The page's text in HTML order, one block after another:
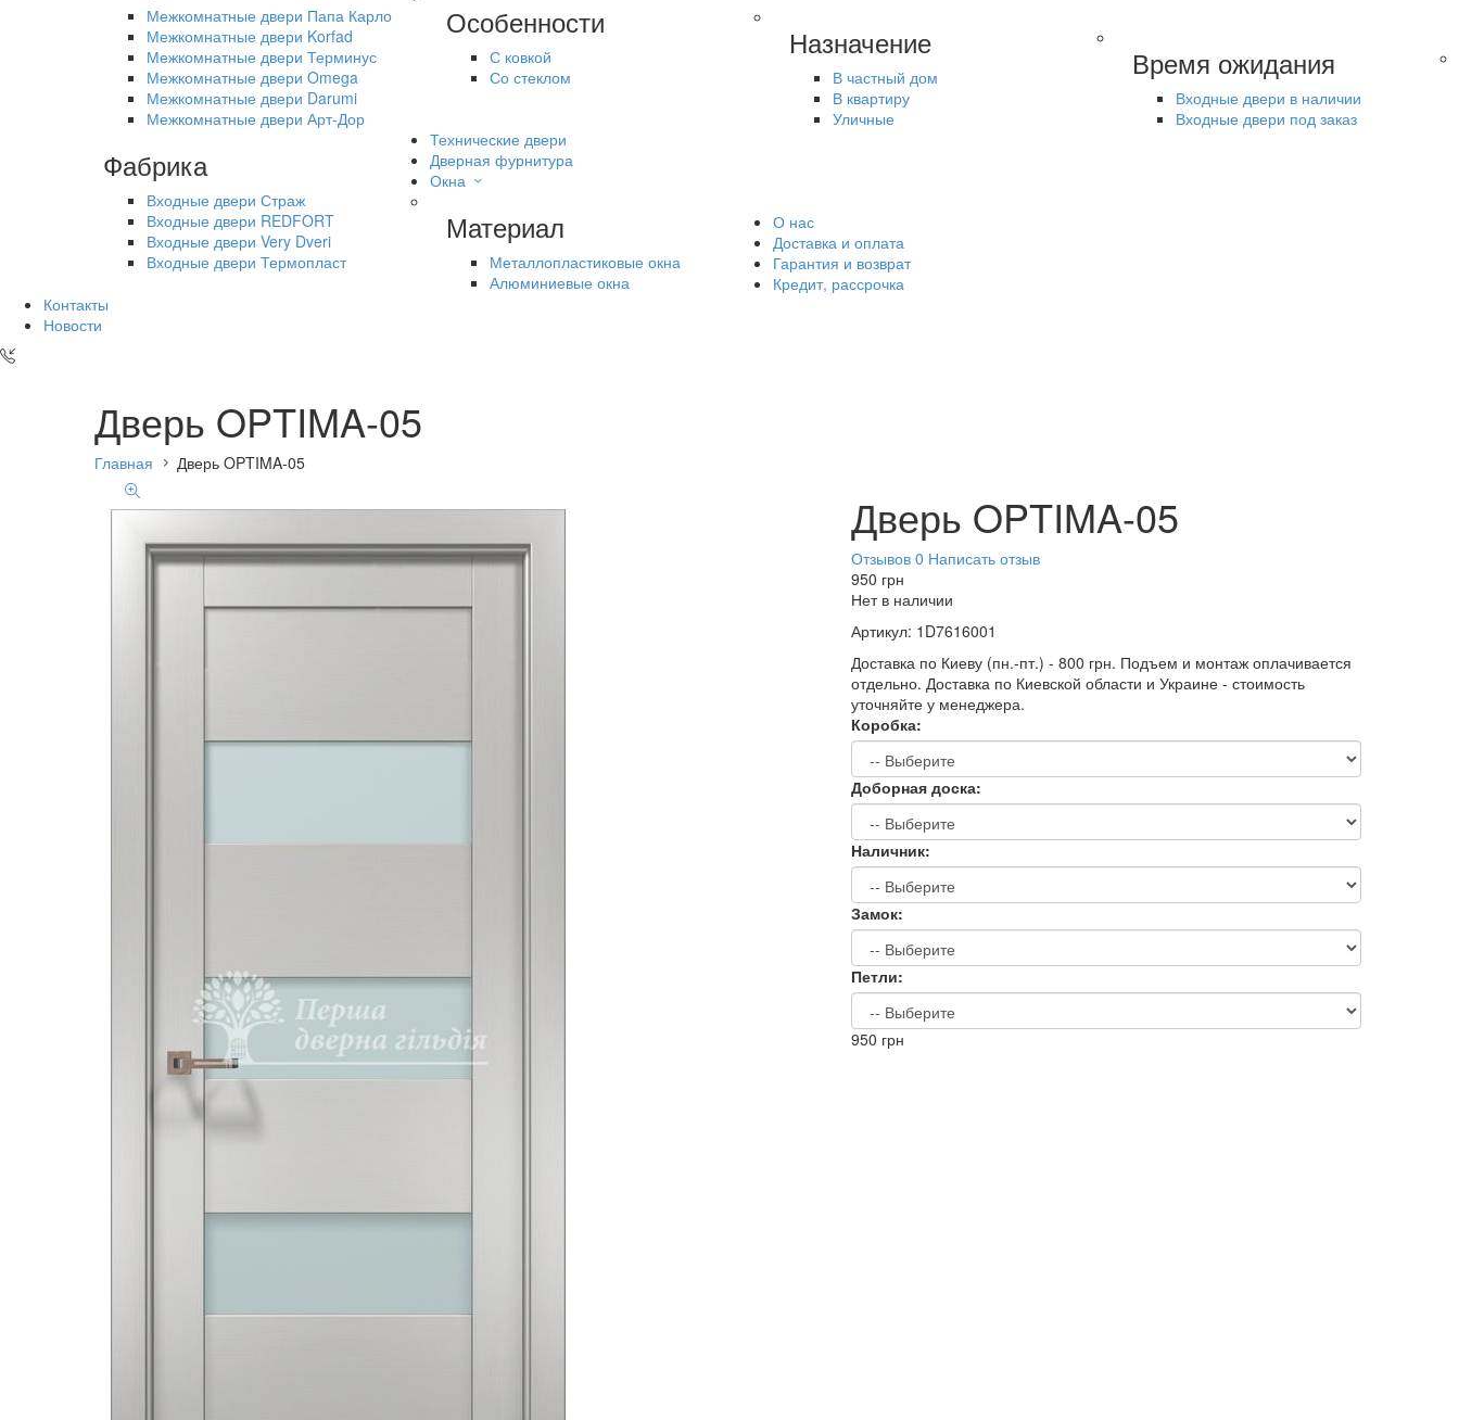
Межкомнатные двери Папа Карло
Межкомнатные двери Korfad
Межкомнатные двери Терминус
Межкомнатные двери Omega
Межкомнатные двери Darumi
Межкомнатные двери Арт-Дор
Особенности
С ковкой
Со стеклом
Назначение
В частный дом
В квартиру
Уличные
Время ожидания
Входные двери в наличии
Входные двери под заказ
Фабрика
Входные двери Страж
Входные двери REDFORT
Входные двери Very Dveri
Входные двери Термопласт
Технические двери
Дверная фурнитура
Окна
Материал
Металлопластиковые окна
Алюминиевые окна
О нас
Доставка и оплата
Гарантия и возврат
Кредит, рассрочка
Контакты
Новости
Дверь OPTIMA-05
Главная Дверь OPTIMA-05
Дверь OPTIMA-05
Отзывов 0 Написать отзыв
950 грн
Нет в наличии
Артикул: 1D7616001
Доставка по Киеву (пн.-пт.) - 800 грн. Подъем и монтаж оплачивается
отдельно. Доставка по Киевской области и Украине - стоимость
уточняйте у менеджера.
Коробка:
Доборная доска:
Наличник:
Замок:
Петли:
950 грн